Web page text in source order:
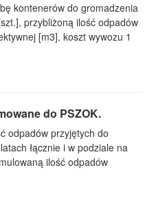
kontenerów do gromadzenia
przybliżoną ilość odpadów
[m3], koszt wywozu 1
do PSZOK.
odpadów przyjętych do
łącznie i w podziale na
ilość odpadów